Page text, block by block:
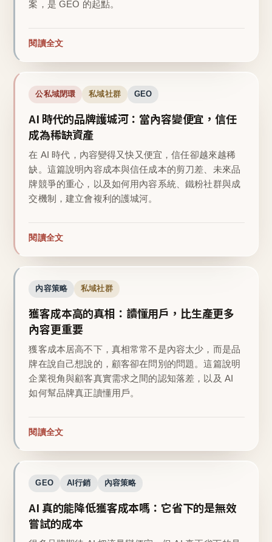
案，是 GEO 的起點。
閱讀全文
公私域閉環 私域社群 GEO
AI 時代的品牌護城河：當內容變便宜，信任
成為稀缺資產
在 AI 時代，內容變得又快又便宜，信任卻越來越稀
缺。這篇說明內容成本與信任成本的剪刀差、未來品
牌競爭的重心，以及如何用內容系統、鐵粉社群與成
交機制，建立會複利的護城河。
閱讀全文
內容策略 私域社群
獲客成本高的真相：讀懂用戶，比生產更多
內容更重要
獲客成本居高不下，真相常常不是內容太少，而是品
牌在說自己想說的，顧客卻在問別的問題。這篇說明
企業視角與顧客真實需求之間的認知落差，以及 AI
如何幫品牌真正讀懂用戶。
閱讀全文
GEO AI行銷 內容策略
AI 真的能降低獲客成本嗎：它省下的是無效
嘗試的成本